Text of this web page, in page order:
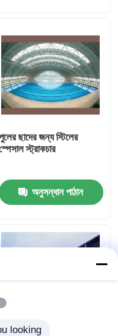
ছাদের জন্য স্টিলের
স্ট্রাকচার
অনুসন্ধান পাঠান
looking